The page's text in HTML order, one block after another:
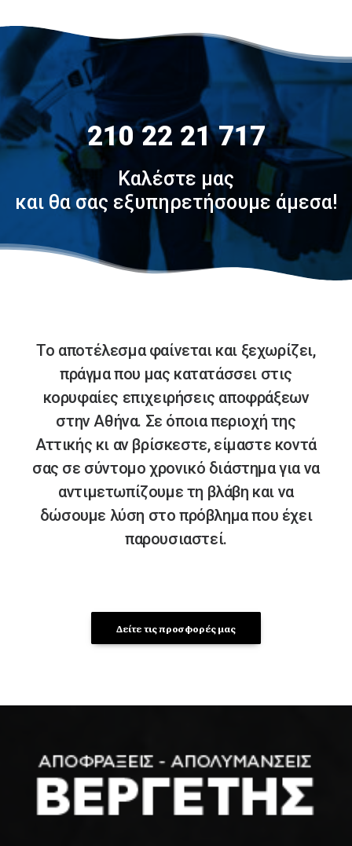
210 22 21 717
Καλέστε μας
και θα σας εξυπηρετήσουμε άμεσα!
Το αποτέλεσμα φαίνεται και ξεχωρίζει,
πράγμα που μας κατατάσσει στις
κορυφαίες επιχειρήσεις αποφράξεων
στην Αθήνα. Σε όποια περιοχή της
Αττικής κι αν βρίσκεστε, είμαστε κοντά
σας σε σύντομο χρονικό διάστημα για να
αντιμετωπίζουμε τη βλάβη και να
δώσουμε λύση στο πρόβλημα που έχει
παρουσιαστεί.
Δείτε τις προσφορές μας